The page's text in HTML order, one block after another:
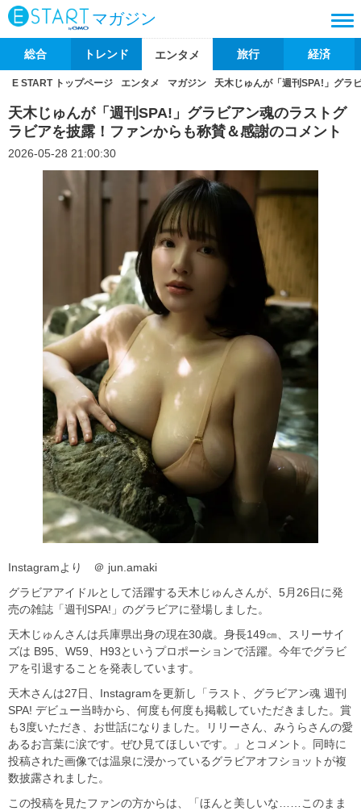
マガジン
総合 トレンド エンタメ 旅行 経済
E START トップページ エンタメ マガジン 天木じゅんが「週刊SPA!」グラ
天木じゅんが「週刊SPA!」グラビアン魂のラストグ
ラビアを披露！ファンからも称賛＆感謝のコメント
2026-05-28 21:00:30
Instagramより ＠ jun.amaki
グラビアアイドルとして活躍する天木じゅんさんが、5月26日に発
売の雑誌「週刊SPA!」のグラビアに登場しました。
天木じゅんさんは兵庫県出身の現在30歳。身長149㎝、スリーサイ
ズは B95、W59、H93というプロポーションで活躍。今年でグラビ
アを引退することを発表しています。
天木さんは27日、Instagramを更新し「ラスト、グラビアン魂 週刊
SPA! デビュー当時から、何度も何度も掲載していただきました。賞
も3度いただき、お世話になりました。リリーさん、みうらさんの愛
あるお言葉に涙です。ぜひ見てほしいです。」とコメント。同時に
投稿された画像では温泉に浸かっているグラビアオフショットが複
数披露されました。
この投稿を見たファンの方からは、「ほんと美しいな……このまま